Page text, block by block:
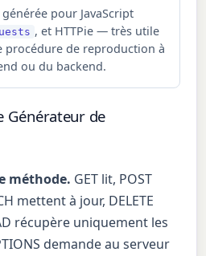
pour JavaScript
, et HTTPie — très utile
procédure de reproduction à
ou du backend.
Générateur de
méthode. GET lit, POST
mettent à jour, DELETE
récupère uniquement les
demande au serveur